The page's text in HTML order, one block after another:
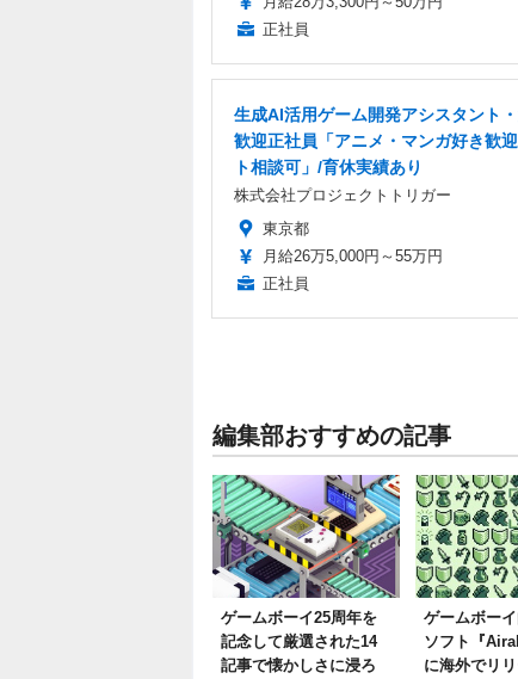
正社員
生成AI活用ゲーム開発アシスタント
歓迎正社員「アニメ・マンガ好き歓
ト相談可」/育休実績あり
株式会社プロジェクトトリガー
東京都
月給26万5,000円～55万円
正社員
編集部おすすめの記事
ゲームボーイ25周年を
記念して厳選された14
記事で懐かしさに浸ろ
ゲームボー
ソフト『
に海外でリ